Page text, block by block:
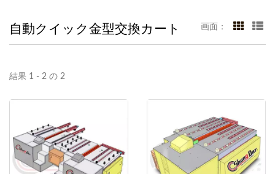
自動クイック金型交換カート 画面：
結果 1 - 2 の 2